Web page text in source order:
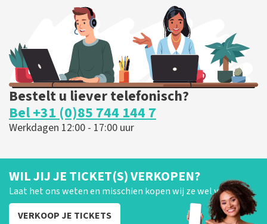
BESTEL NU
Bestelt u liever telefonisch?
Bel +31 (0)85 744 144 7
Werkdagen 12:00 - 17:00 uur
WIL JIJ JE TICKET(S) VERKOPEN?
Laat het ons weten en misschien kopen wij ze wel van je!
VERKOOP JE TICKETS